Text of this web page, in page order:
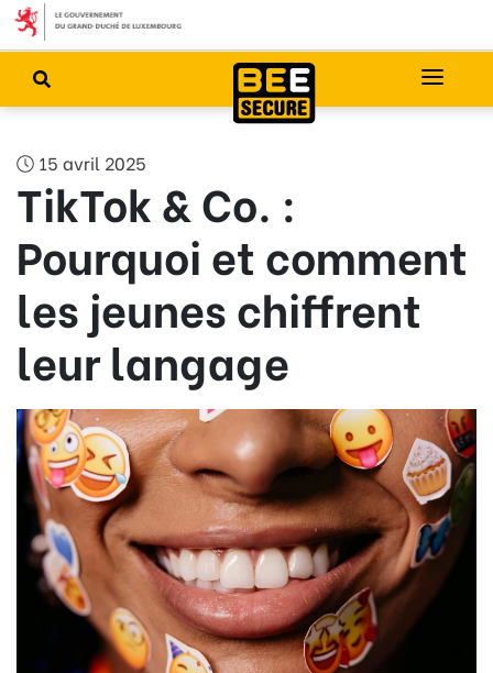
15 avril 2025
TikTok & Co. :
Pourquoi et comment
les jeunes chiffrent
leur langage